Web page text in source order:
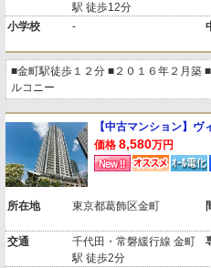
駅 徒歩12分
小学校 -
■金町駅徒歩１２分 ■２０１６年２月築
ルコニー
【中古マンション】
価格 8,580万円
所在地 東京都葛飾区金町
交通
千代田・常磐緩行線 金町
駅 徒歩2分